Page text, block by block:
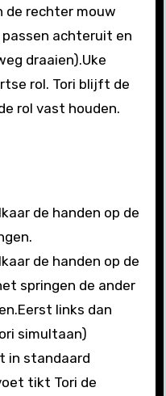
de rechter mouw
achteruit en
draaien).Uke
rol. Tori blijft de
rol vast houden.
de handen op de
de handen op de
springen de ander
links dan
simultaan)
in standaard
tikt Tori de